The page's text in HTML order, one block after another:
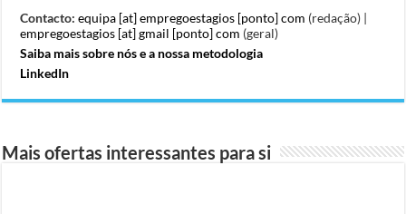
Contacto: equipa [at] empregoestagios [ponto] com (redação) |
empregoestagios [at] gmail [ponto] com (geral)
Saiba mais sobre nós e a nossa metodologia
LinkedIn
Mais ofertas interessantes para si